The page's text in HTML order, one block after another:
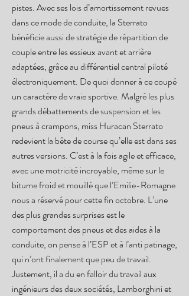
pistes. Avec ses lois d’amortissement revues
dans ce mode de conduite, la Sterrato
bénéficie aussi de stratégie de répartition de
couple entre les essieux avant et arrière
adaptées, grâce au différentiel central piloté
électroniquement. De quoi donner à ce coupé
un caractère de vraie sportive. Malgré les plus
grands débattements de suspension et les
pneus à crampons, miss Huracan Sterrato
redevient la bête de course qu’elle est dans ses
autres versions. C’est à la fois agile et efficace,
avec une motricité incroyable, même sur le
bitume froid et mouillé que l’Emilie-Romagne
nous a réservé pour cette fin octobre. L’une
des plus grandes surprises est le
comportement des pneus et des aides à la
conduite, on pense à l’ESP et à l’anti patinage,
qui n’ont finalement que peu de travail.
Justement, il a du en falloir du travail aux
ingénieurs des deux sociétés, Lamborghini et